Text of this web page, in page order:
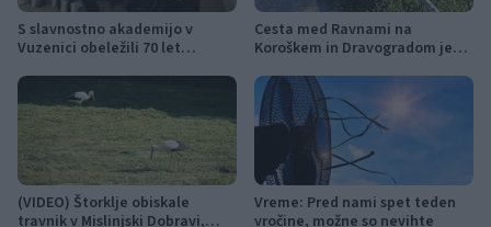
S slavnostno akademijo v
Vuzenici obeležili 70 let
Cesta med Ravnami na
Koroškem in Dravogradom je
(VIDEO) Štorklje obiskale
travnik v Mislinjski Dobravi,
Vreme: Pred nami spet teden
vročine, možne so nevihte